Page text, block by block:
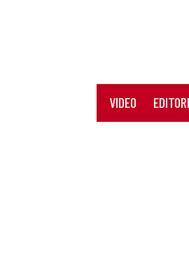
VIDEO